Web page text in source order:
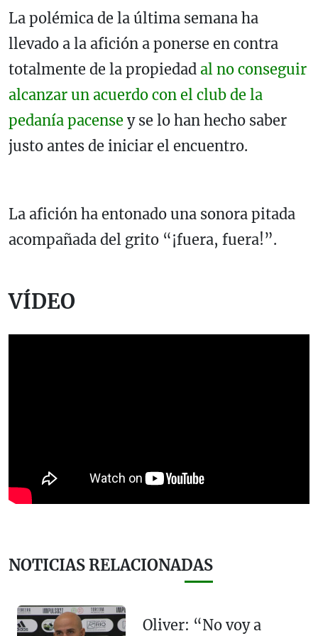
La polémica de la última semana ha
llevado a la afición a ponerse en contra
totalmente de la propiedad al no conseguir
alcanzar un acuerdo con el club de la
pedanía pacense y se lo han hecho saber
justo antes de iniciar el encuentro.
La afición ha entonado una sonora pitada
acompañada del grito “¡fuera, fuera!”.
VÍDEO
NOTICIAS RELACIONADAS
Oliver: “No voy a